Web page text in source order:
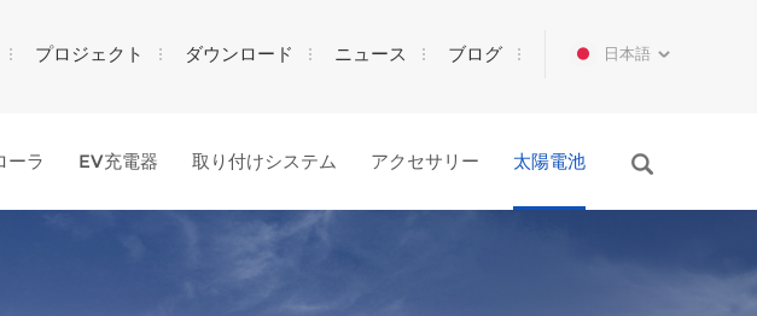
日本語
プロジェクト ダウンロード ニュース ブログ
ーラ EV充電器 取り付けシステム アクセサリー 太陽電池